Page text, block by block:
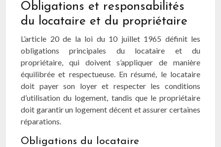
Obligations et responsabilités
du locataire et du propriétaire
L’article 20 de la loi du 10 juillet 1965 définit les
obligations principales du locataire et du
propriétaire, qui doivent s’appliquer de manière
équilibrée et respectueuse. En résumé, le locataire
doit payer son loyer et respecter les conditions
d’utilisation du logement, tandis que le propriétaire
doit garantir un logement décent et assurer certaines
réparations.
Obligations du locataire